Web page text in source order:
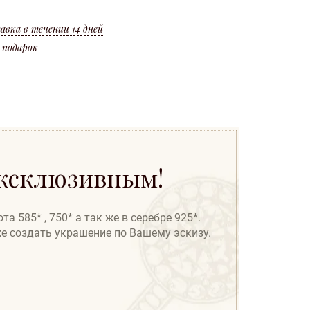
в течении 14 дней
585* , 750* а так же в серебре 925*.
создать украшение по Вашему эскизу.